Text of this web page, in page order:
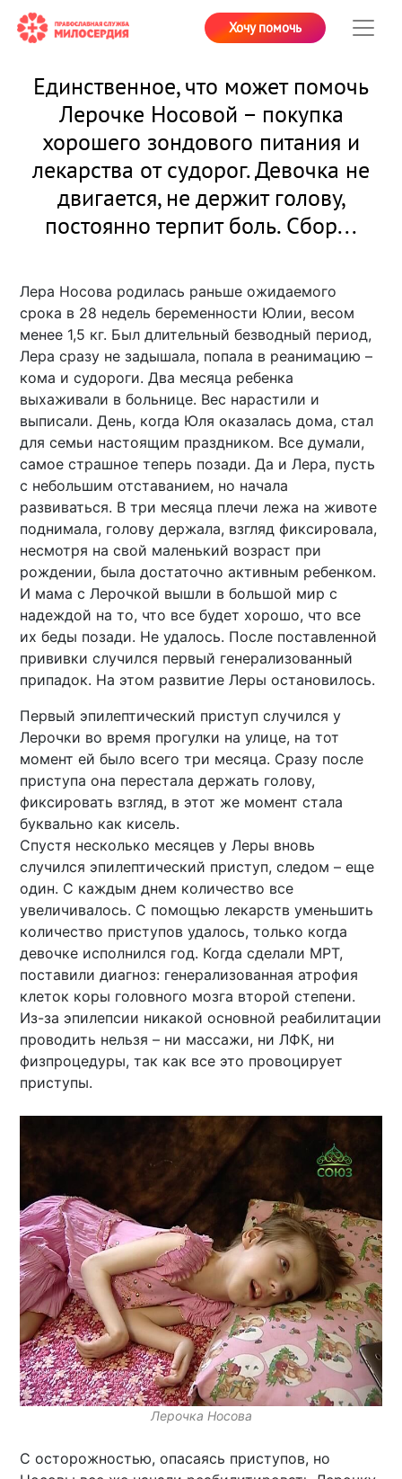
Хочу помочь
Единственное, что может помочь
Лерочке Носовой – покупка
хорошего зондового питания и
лекарства от судорог. Девочка не
двигается, не держит голову,
постоянно терпит боль. Сбор...
Лера Носова родилась раньше ожидаемого
срока в 28 недель беременности Юлии, весом
менее 1,5 кг. Был длительный безводный период,
Лера сразу не задышала, попала в реанимацию –
кома и судороги. Два месяца ребенка
выхаживали в больнице. Вес нарастили и
выписали. День, когда Юля оказалась дома, стал
для семьи настоящим праздником. Все думали,
самое страшное теперь позади. Да и Лера, пусть
с небольшим отставанием, но начала
развиваться. В три месяца плечи лежа на животе
поднимала, голову держала, взгляд фиксировала,
несмотря на свой маленький возраст при
рождении, была достаточно активным ребенком.
И мама с Лерочкой вышли в большой мир с
надеждой на то, что все будет хорошо, что все
их беды позади. Не удалось. После поставленной
прививки случился первый генерализованный
припадок. На этом развитие Леры остановилось.
Первый эпилептический приступ случился у
Лерочки во время прогулки на улице, на тот
момент ей было всего три месяца. Сразу после
приступа она перестала держать голову,
фиксировать взгляд, в этот же момент стала
буквально как кисель.
Спустя несколько месяцев у Леры вновь
случился эпилептический приступ, следом – еще
один. С каждым днем количество все
увеличивалось. С помощью лекарств уменьшить
количество приступов удалось, только когда
девочке исполнился год. Когда сделали МРТ,
поставили диагноз: генерализованная атрофия
клеток коры головного мозга второй степени.
Из-за эпилепсии никакой основной реабилитации
проводить нельзя – ни массажи, ни ЛФК, ни
физпроцедуры, так как все это провоцирует
приступы.
Лерочка Носова
С осторожностью, опасаясь приступов, но